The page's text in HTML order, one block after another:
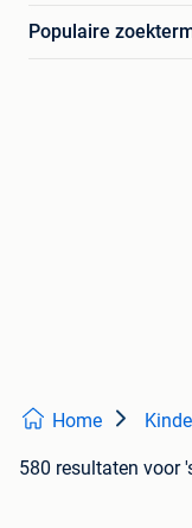
Populaire
Home
580 resultaten voor